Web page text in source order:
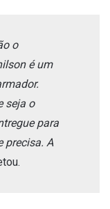
o
é um
seja o
para
precisa. A